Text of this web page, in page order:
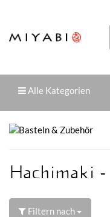
Alle Kategorien
Hachimaki
Filtern nach